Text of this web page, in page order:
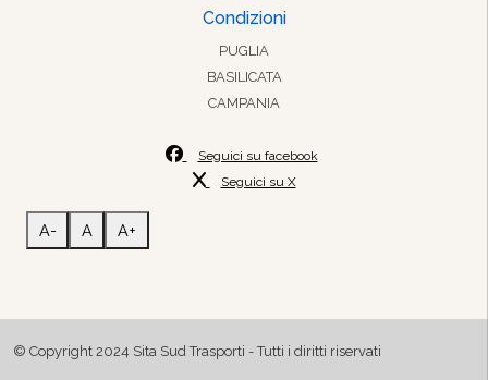
Condizioni
PUGLIA
BASILICATA
CAMPANIA
Seguici su facebook
Seguici su X
A- A A+
© Copyright 2024 Sita Sud Trasporti - Tutti i diritti riservati